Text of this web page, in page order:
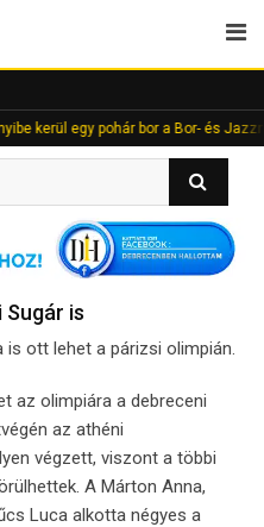
egy pohár bor a Bor- és
is
is ott lehet a párizsi olimpián.
az olimpiára a debreceni
az athéni
végzett, viszont a többi
A Márton Anna,
Luca alkotta négyes a